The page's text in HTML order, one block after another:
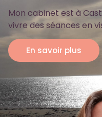
Mon cabinet est à
vivre des séances en
En savoir plus